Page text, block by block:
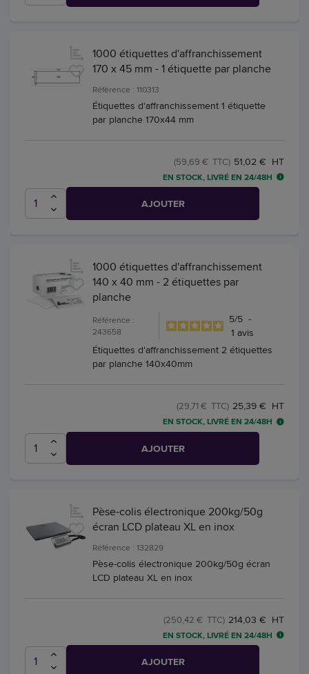
1000 étiquettes d'affranchissement
170 x 45 mm - 1 étiquette par planche
Référence : 110313
Étiquettes d'affranchissement 1 étiquette
par planche 170x44 mm
51,02 € HT
(59,69 € TTC)
EN STOCK, LIVRÉ EN 24/48H
AJOUTER
1000 étiquettes d'affranchissement
140 x 40 mm - 2 étiquettes par
planche
Référence :
243658
5/5 -
1avis
Étiquettes d'affranchissement 2 étiquettes
par planche 140x40mm
25,39 € HT
(29,71 € TTC)
EN STOCK, LIVRÉ EN 24/48H
AJOUTER
Pèse-colis électronique 200kg/50g
écran LCD plateau XL en inox
Référence : 132829
Pèse-colis électronique 200kg/50g écran
LCD plateau XL en inox
214,03 € HT
(250,42 € TTC)
EN STOCK, LIVRÉ EN 24/48H
AJOUTER